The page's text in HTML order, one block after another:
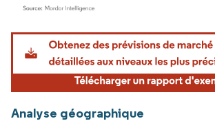
Image © Mordor Intelligence. La réutilisation nécessite
Analyse géographique